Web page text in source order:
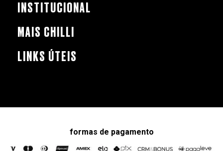
INSTITUCIONAL
MAIS CHILLI
LINKS ÚTEIS
formas de pagamento